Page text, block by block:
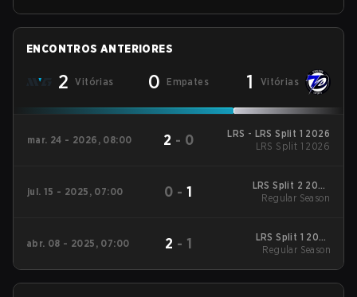
ENCONTROS ANTERIORES
2 Vitórias 0 Empates 1 Vitórias
mar. 24 - 2026, 08:00 2 - 0
LRS - LRS Split 1 2026
LRS Split 1 2026
jul. 15 - 2025, 07:00 0 -1
LRS Split 2 2025
Regular Season
Regular Season
abr. 08 - 2025, 07:00 2 - 1
LRS Split 1 2025
Regular Season
Regular Season